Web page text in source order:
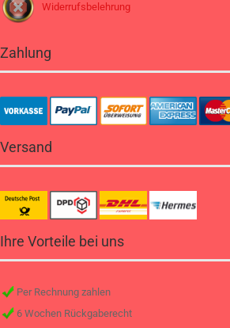
Widerrufsbelehrung
Zahlung
Versand
Ihre Vorteile bei uns
Per Rechnung zahlen
6 Wochen Rückgaberecht